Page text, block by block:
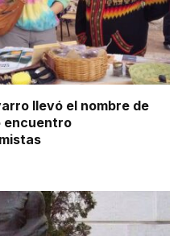
llevó el nombre de
encuentro